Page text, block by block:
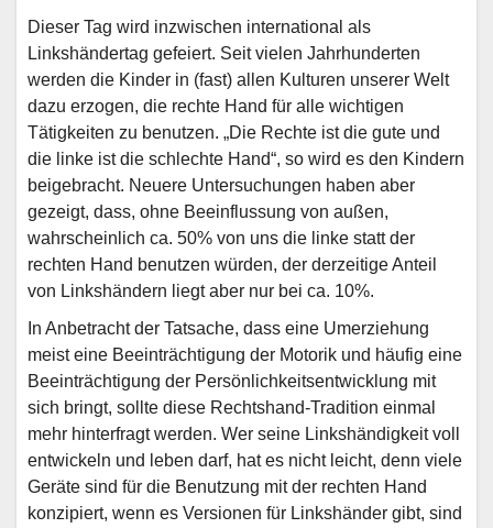
Dieser Tag wird inzwischen international als
Linkshändertag gefeiert. Seit vielen Jahrhunderten
werden die Kinder in (fast) allen Kulturen unserer Welt
dazu erzogen, die rechte Hand für alle wichtigen
Tätigkeiten zu benutzen. „Die Rechte ist die gute und
die linke ist die schlechte Hand“, so wird es den Kindern
beigebracht. Neuere Untersuchungen haben aber
gezeigt, dass, ohne Beeinflussung von außen,
wahrscheinlich ca. 50% von uns die linke statt der
rechten Hand benutzen würden, der derzeitige Anteil
von Linkshändern liegt aber nur bei ca. 10%.
In Anbetracht der Tatsache, dass eine Umerziehung
meist eine Beeinträchtigung der Motorik und häufig eine
Beeinträchtigung der Persönlichkeitsentwicklung mit
sich bringt, sollte diese Rechtshand-Tradition einmal
mehr hinterfragt werden. Wer seine Linkshändigkeit voll
entwickeln und leben darf, hat es nicht leicht, denn viele
Geräte sind für die Benutzung mit der rechten Hand
konzipiert, wenn es Versionen für Linkshänder gibt, sind